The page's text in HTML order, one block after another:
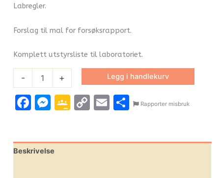
Labregler.
Forslag til mal for forsøksrapport.
Komplett utstyrsliste til laboratoriet.
- + Legg i handlekurv
Facebook
Messenger
Google
CopyEmailShare
Rapporter misbruk
Beskrivelse